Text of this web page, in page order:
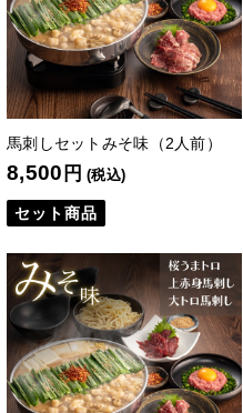
馬刺しセットみそ味（2人前）
8,500 円 (税込)
セット商品